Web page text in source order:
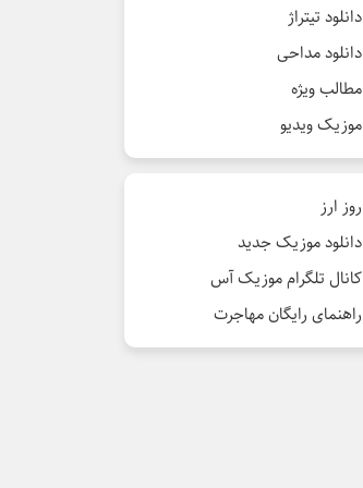
دانلود تیتراژ
دانلود مداحی
مطالب ویژه
موزیک ویدیو
روز ارز
دانلود موزیک جدید
کانال تلگرام موزیک آس
راهنمای رایگان مهاجرت